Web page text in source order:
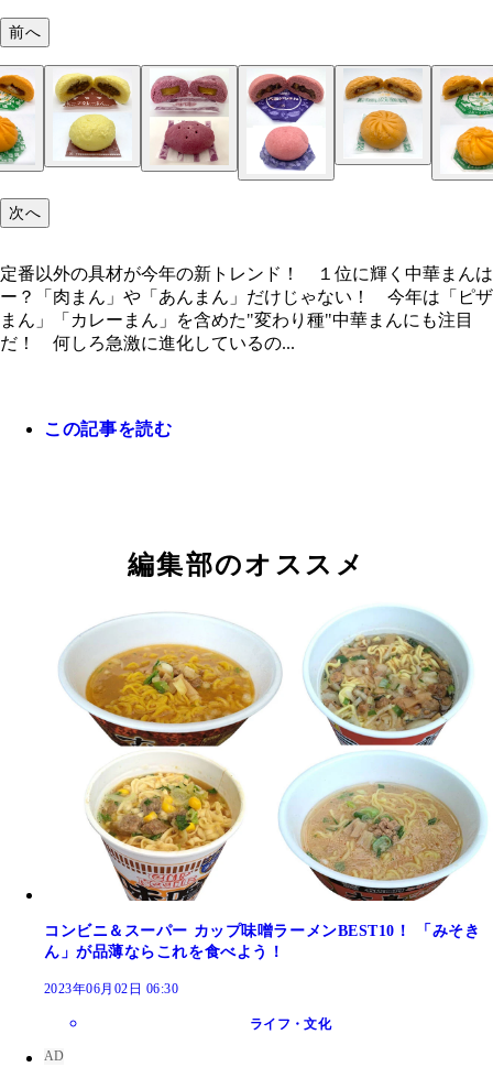
104g 長さ：約9㎝
【第10位】デイリーヤマザキ 高菜明太まん 178
【第9位】ミニストップ チーズピザまん 158円
ん 160円／重さ：約91g 長さ：約8㎝
約69g 長さ：約9×6㎝
前へ
次へ
定番以外の具材が今年の新トレンド！ １位に輝く中華まんは
ー？「肉まん」や「あんまん」だけじゃない！ 今年は「ピザ
まん」「カレーまん」を含めた"変わり種"中華まんにも注目
だ！ 何しろ急激に進化しているの...
この記事を読む
編集部のオススメ
コンビニ＆スーパー カップ味噌ラーメンBEST10！ 「みそき
ん」が品薄ならこれを食べよう！
2023年06月02日 06:30
ライフ・文化